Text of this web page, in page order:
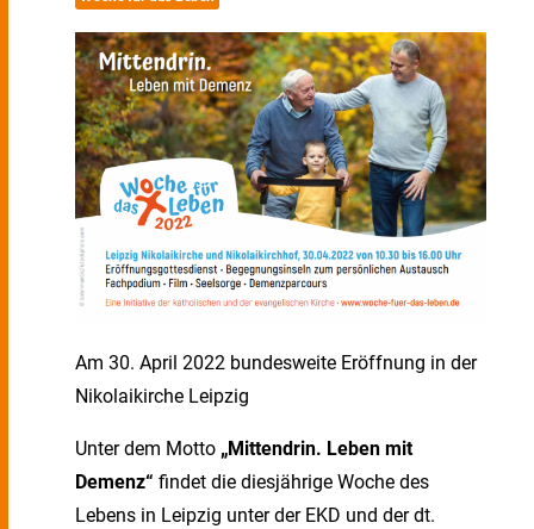
Am 30. April 2022 bundesweite Eröffnung in der
Nikolaikirche Leipzig
Unter dem Motto „Mittendrin. Leben mit
Demenz“ findet die diesjährige Woche des
Lebens in Leipzig unter der EKD und der dt.